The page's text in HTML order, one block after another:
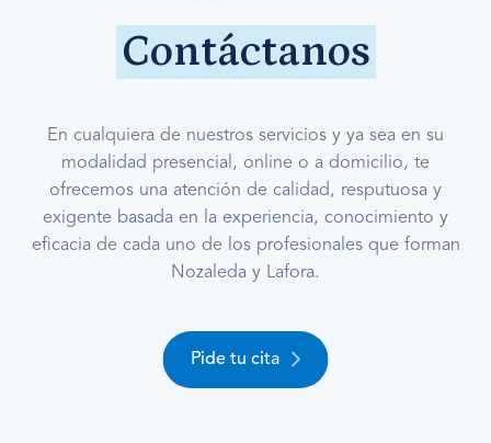
Contáctanos
En cualquiera de nuestros servicios y ya sea en su
modalidad presencial, online o a domicilio, te
ofrecemos una atención de calidad, resputuosa y
exigente basada en la experiencia, conocimiento y
eficacia de cada uno de los profesionales que forman
Nozaleda y Lafora.
Pide tu cita